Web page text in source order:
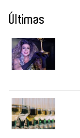
Últimas